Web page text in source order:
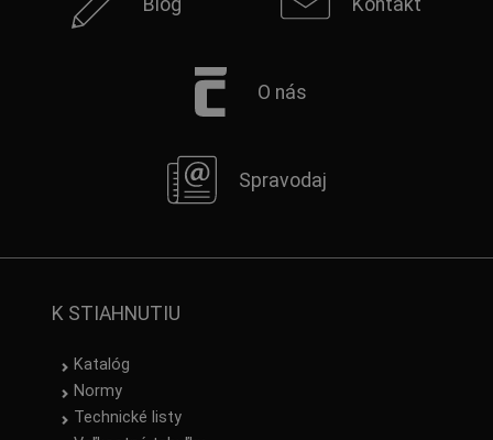
O nás
Spravodaj
K STIAHNUTIU
Katalóg
Normy
Technické listy